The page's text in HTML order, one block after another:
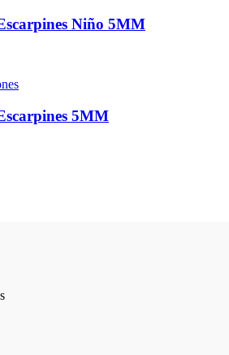
tiene
múltiples
opciones
se
pueden
elegir
Niño 5MM
Este
tiene
múltiples
5MM